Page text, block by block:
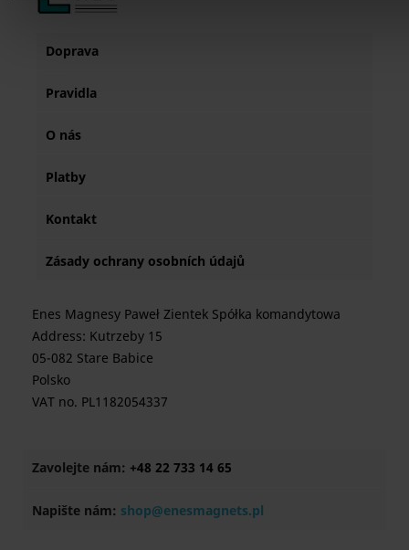
Doprava
Pravidla
O nás
Platby
Kontakt
Zásady ochrany osobních údajů
Enes Magnesy Paweł Zientek Spółka komandytowa
Address: Kutrzeby 15
05-082 Stare Babice
Polsko
VAT no. PL1182054337
Zavolejte nám: +48 22 733 14 65
Napište nám: shop@enesmagnets.pl